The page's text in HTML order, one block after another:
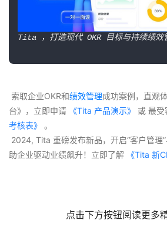
Tita ，打造现代 OKR 目标与持续绩效
索取企业OKR和绩效管理成功案例，直观
台》，立即申请 《Tita 产品演示》 或 最受
考核表》
。
助企业驱动业绩飙升！立即了解 《Tita 新
点击下方按钮阅读更多